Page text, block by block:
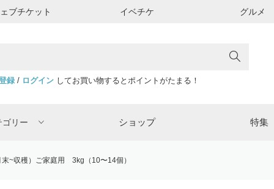
ブチケット イベチケ グルメ
録/ ログインしてお買い物するとポイントがたまる！
ゴリー ショップ 特集
末~収穫）ご家庭用 3kg（10〜14個）